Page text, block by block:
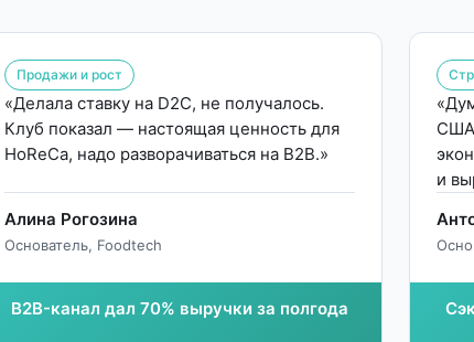
Продажи и рост
«Делала ставку на D2C, не получалось.
Клуб показал — настоящая ценность для
HoReCa, надо разворачиваться на B2B.»
Алина Рогозина
Основатель, Foodtech
B2B-канал дал 70% выручки за полгода
и